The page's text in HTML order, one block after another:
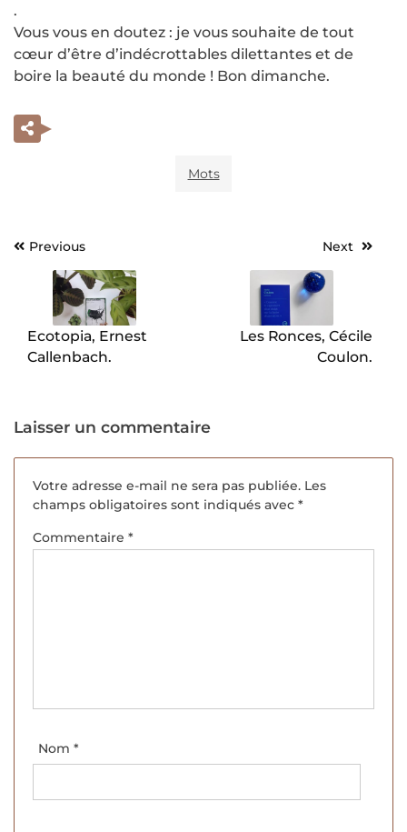
.
Vous vous en doutez : je vous souhaite de tout
cœur d’être d’indécrottables dilettantes et de
boire la beauté du monde ! Bon dimanche.
Mots
Navigation
l’article
Previous
Ecotopia, Ernest
Callenbach.
Next
Les Ronces, Cécile
Coulon.
Laisser un commentaire
Votre adresse e-mail ne sera pas publiée. Les
champs obligatoires sont indiqués avec *
Commentaire *
Nom *